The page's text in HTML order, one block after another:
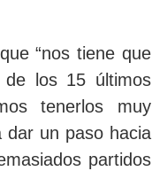
“nos tiene que
de los 15 últimos
tenerlos muy
dar un paso hacia
partidos